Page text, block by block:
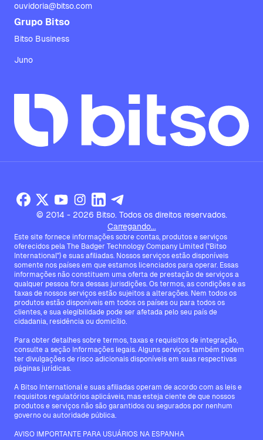
ouvidoria@bitso.com
Grupo Bitso
Bitso Business
Juno
© 2014 - 2026 Bitso. Todos os direitos reservados.
Carregando...
Este site fornece informações sobre contas, produtos e serviços
oferecidos pela The Badger Technology Company Limited ("Bitso
International") e suas afiliadas. Nossos serviços estão disponíveis
somente nos países em que estamos licenciados para operar. Essas
informações não constituem uma oferta de prestação de serviços a
qualquer pessoa fora dessas jurisdições. Os termos, as condições e as
taxas de nossos serviços estão sujeitos a alterações. Nem todos os
produtos estão disponíveis em todos os países ou para todos os
clientes, e sua elegibilidade pode ser afetada pelo seu país de
cidadania, residência ou domicílio.
Para obter detalhes sobre termos, taxas e requisitos de integração,
consulte a seção Informações legais. Alguns serviços também podem
ter divulgações de risco adicionais disponíveis em suas respectivas
páginas jurídicas.
A Bitso International e suas afiliadas operam de acordo com as leis e
requisitos regulatórios aplicáveis, mas esteja ciente de que nossos
produtos e serviços não são garantidos ou segurados por nenhum
governo ou autoridade pública.
AVISO IMPORTANTE PARA USUÁRIOS NA ESPANHA